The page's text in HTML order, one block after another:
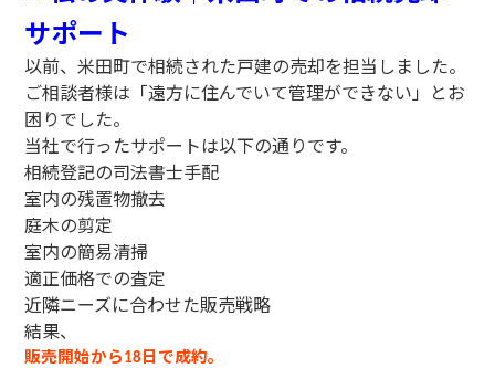
サポート
以前、米田町で相続された戸建の売却を担当しました。
ご相談者様は「遠方に住んでいて管理ができない」とお
困りでした。
当社で行ったサポートは以下の通りです。
相続登記の司法書士手配
室内の残置物撤去
庭木の剪定
室内の簡易清掃
適正価格での査定
近隣ニーズに合わせた販売戦略
結果、
販売開始から 18日で成約。